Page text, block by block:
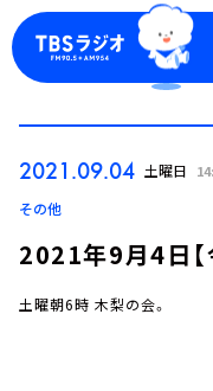
2021.09.04 土曜日
その他
2021年9月4日【
土曜朝6時 木梨の会。